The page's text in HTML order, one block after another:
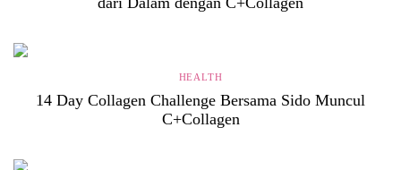
HEALTH
14 Day Collagen Challenge Bersama Sido Muncul
C+Collagen